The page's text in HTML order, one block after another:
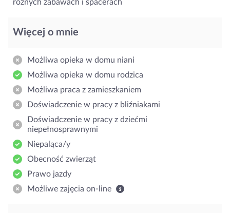
różnych zabawach i spacerach
Więcej o mnie
Możliwa opieka w domu niani
Możliwa opieka w domu rodzica
Możliwa praca z zamieszkaniem
Doświadczenie w pracy z bliźniakami
Doświadczenie w pracy z dziećmi
niepełnosprawnymi
Niepaląca/y
Obecność zwierząt
Prawo jazdy
Możliwe zajęcia on-line